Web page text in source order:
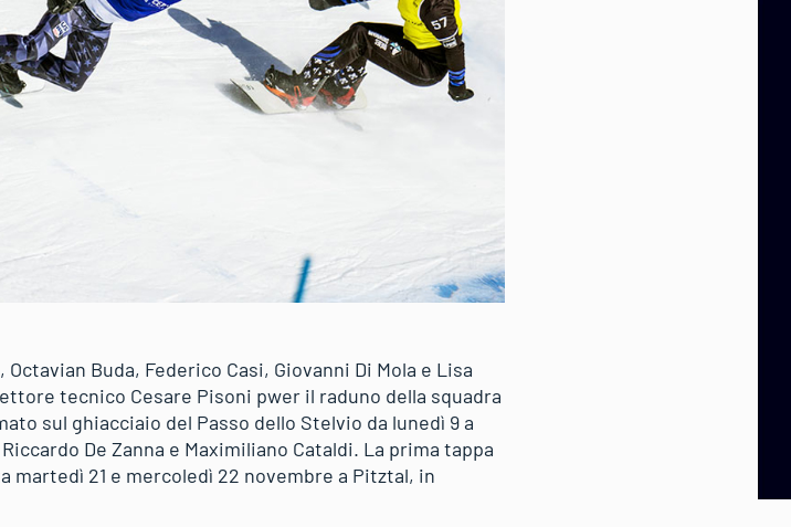
Buda, Federico Casi, Giovanni Di Mola e Lisa
tecnico Cesare Pisoni pwer il raduno della squadra
sul ghiacciaio del Passo dello Stelvio da lunedì 9 a
De Zanna e Maximiliano Cataldi. La prima tappa
21 e mercoledì 22 novembre a Pitztal, in